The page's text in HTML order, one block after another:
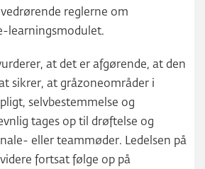
reglerne om
learningsmodulet.
at det er afgørende, at den
sikrer, at gråzoneområder i
selvbestemmelse og
tages op til drøftelse og
eller teammøder. Ledelsen på
fortsat følge op på